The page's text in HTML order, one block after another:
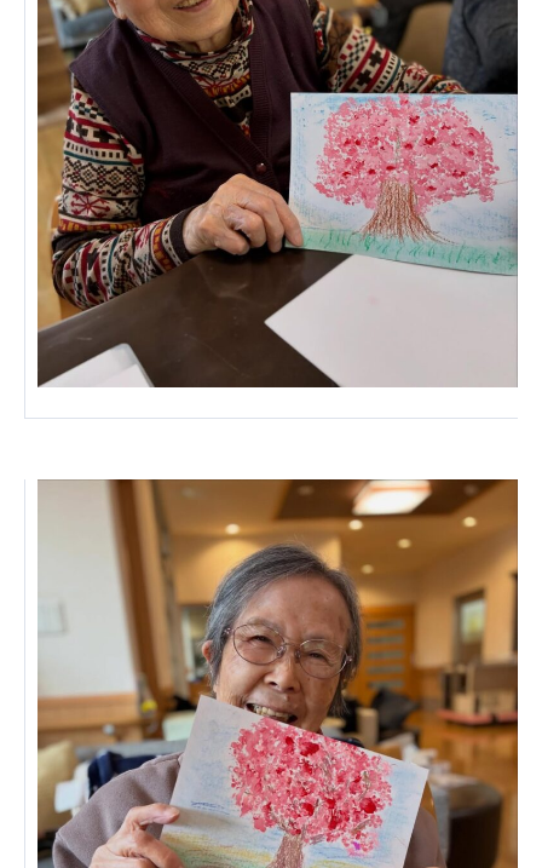
訪問看護ステーション秋桜
上桂の郷
ファミリエール吉祥院
教育（共に生きる仲間達）
学校法人明星学園 関東福祉専門学校
国際医療専門学校 浦和学院高等学校
明星幼稚園 志学会高等学校
特定非営利活動法人ファイアーレッズメディカルスポ
ーツクラブ
その他
Mediclude 株式会社アジアメデカ元気事業団
株式会社フラワーコミュニティ放送
Medicare Lead Japan
株式会社日本医科学研究所
特定非営利活動法人共生フォーラム
一般社団法人フードラボジャパン
特定非営利活動法人日本医療福祉機構
株式会社アメックファーマシー